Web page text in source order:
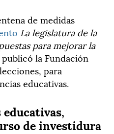
de medidas
La legislatura de la
para mejorar la
la Fundación
para
educativas.
educativas,
de investidura